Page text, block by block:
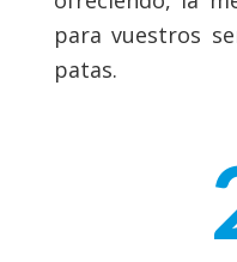
para vuestros
patas.